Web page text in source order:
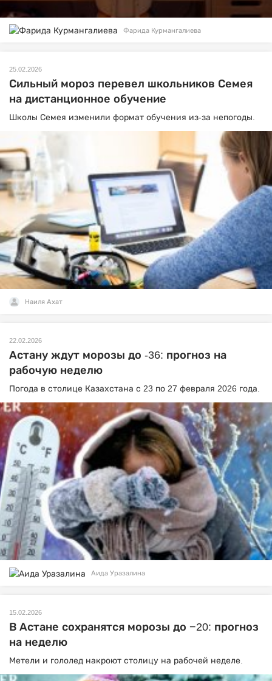
Фарида Курмангалиева
25.02.2026
Сильный мороз перевел школьников Семея
на дистанционное обучение
Школы Семея изменили формат обучения из-за непогоды.
Наиля Ахат
22.02.2026
Астану ждут морозы до -36: прогноз на
рабочую неделю
Погода в столице Казахстана с 23 по 27 февраля 2026 года.
Аида Уразалина
15.02.2026
В Астане сохранятся морозы до −20: прогноз
на неделю
Метели и гололед накроют столицу на рабочей неделе.